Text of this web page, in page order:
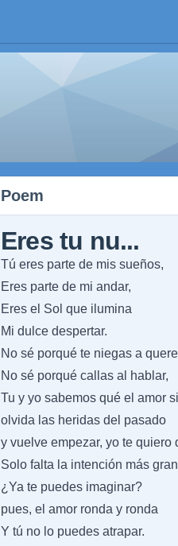
Poem
Eres tu nu...
Tú eres parte de mis sueños,
Eres parte de mi andar,
Eres el Sol que ilumina
Mi dulce despertar.
No sé porqué te niegas a
No sé porqué callas al hablar,
Tu y yo sabemos qué el amor
olvida las heridas del pasado
y vuelve empezar, yo te quiero
Solo falta la intención más
¿Ya te puedes imaginar?
pues, el amor ronda y ronda
Y tú no lo puedes atrapar.